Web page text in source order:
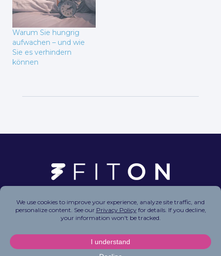
Warum Sie hungrig
aufwachen – und wie
Sie es verhindern
können
Copyright © 2026 FitOn Inc. All Rights Reserved.
Privacy Policy|Terms of Use